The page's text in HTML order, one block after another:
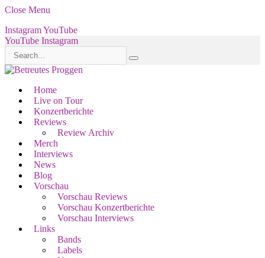
Close Menu
InstagramYouTube
YouTube Instagram
Home
Live on Tour
Konzertberichte
Reviews
Review Archiv
Merch
Interviews
News
Blog
Vorschau
Vorschau Reviews
Vorschau Konzertberichte
Vorschau Interviews
Links
Bands
Labels